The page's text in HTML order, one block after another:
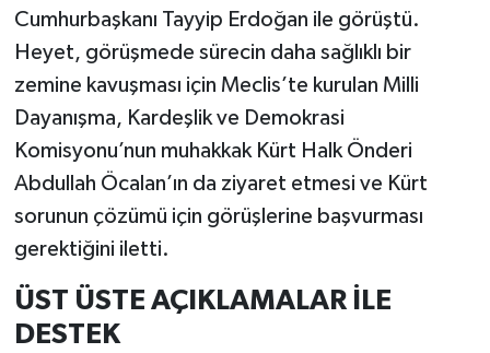
Cumhurbaşkanı Tayyip Erdoğan ile görüştü.
Heyet, görüşmede sürecin daha sağlıklı bir
zemine kavuşması için Meclis’te kurulan Milli
Dayanışma, Kardeşlik ve Demokrasi
Komisyonu’nun muhakkak Kürt Halk Önderi
Abdullah Öcalan’ın da ziyaret etmesi ve Kürt
sorunun çözümü için görüşlerine başvurması
gerektiğini iletti.
ÜST ÜSTE AÇIKLAMALAR İLE
DESTEK
SİYASET
SPOR
TARİH
YAŞAM